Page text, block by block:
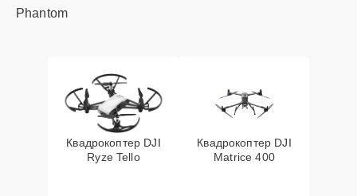
Phantom
Квадрокоптер DJI
Ryze Tello
Квадрокоптер DJI
Matrice 400